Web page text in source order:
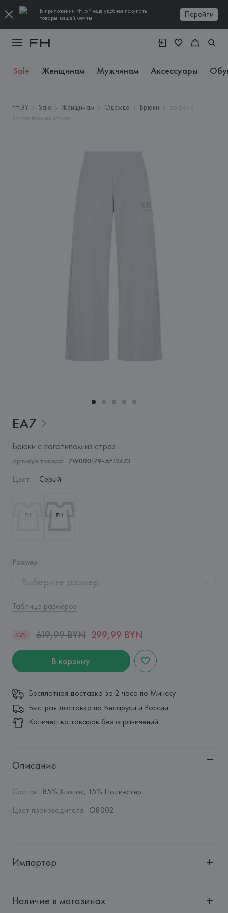
В приложении FH.BY еще удобнее покупать
товары вашей мечты
Перейти
Sale Женщинам Мужчинам Аксессуары
FH.BY Sale Женщинам Одежда Брюки
Брюки с
логотипом из страз
EA7
Брюки с логотипом из страз
Артикул товара: 7W000179-AF12473
Цвет: Серый
Размер:
Выберите размер
Таблица размеров
52% 619,99 BYN 299,99 BYN
В корзину
Бесплатная доставка за 2 часа по Минску
Быстрая доставка по Беларуси и России
Количество товаров без ограничений
Описание
Состав: 85% Хлопок, 15% Полиэстер
Цвет производителя: O8002
Импортер
"Авикойл Интернешнл"
Наличие в магазинах